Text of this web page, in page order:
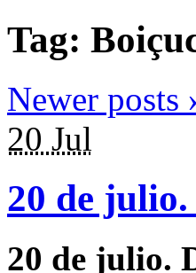
Tag:
Newer posts
20 Jul
20 de
20 de julio.